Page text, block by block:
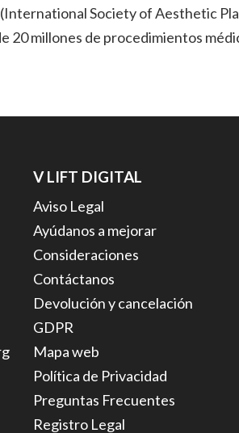
Society of Aesthetic
20 millones de procedimientos
V LIFT DIGITAL
Aviso Legal
Ayúdanos a mejorar
Consideraciones
Contáctanos
Devolución y cancelación
GDPR
Mapa web
Política de Privacidad
Preguntas Frecuentes
Registro Legal